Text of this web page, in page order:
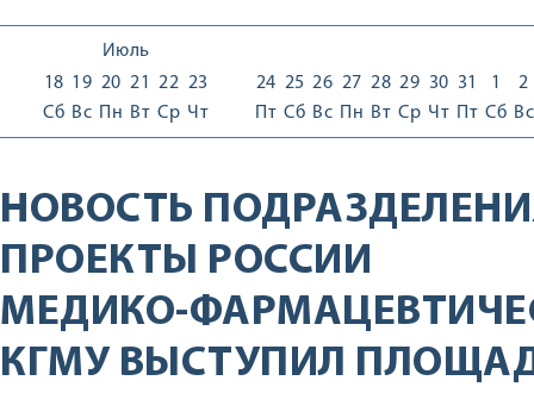
Июль
18
Сб
19
Вс
20
Пн
21
Вт
22
Ср
23
Чт
24
Пт
25
Сб
26
Вс
27
Пн
28
Вт
29
Ср
30
Чт
31
Пт
1
Сб
2
Вс
НОВОСТЬ
ПРОЕКТЫ РОССИИ
МЕДИКО-
КГМУ ВЫСТУПИЛ